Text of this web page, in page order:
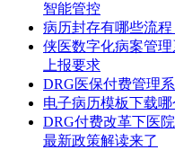
智能管控
病历封存有哪些流程
侠医数字化病案管
上报要求
DRG医保付费管理
电子病历模板下载
DRG付费改革下医
最新政策解读来了